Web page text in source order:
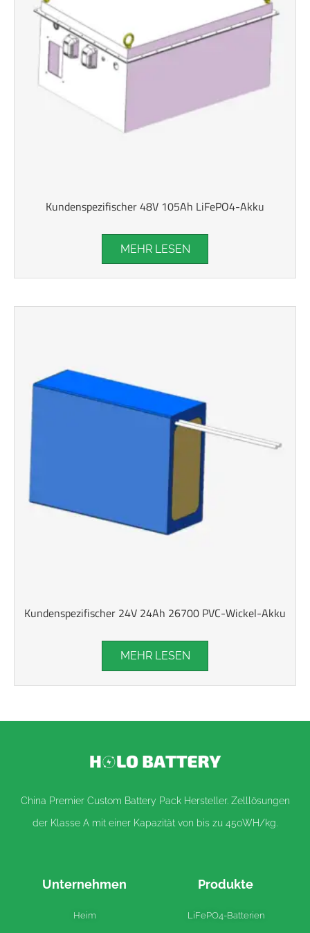
Kundenspezifischer 48V 105Ah LiFePO4-Akku
MEHR LESEN
Kundenspezifischer 24V 24Ah 26700 PVC-Wickel-Akku
MEHR LESEN
China Premier Custom Battery Pack Hersteller. Zelllösungen
der Klasse A mit einer Kapazität von bis zu 450WH/kg.
Unternehmen
Heim
Produkte
LiFePO4-Batterien